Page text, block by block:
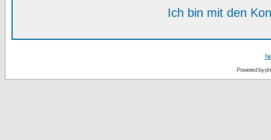
Ich bin mit den
Powered by